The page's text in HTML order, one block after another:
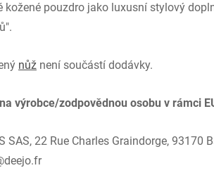
kožené pouzdro jako luxusní stylový
nůž není součástí dodávky.
výrobce/zodpovědnou osobu v rámci
SAS, 22 Rue Charles Graindorge, 93170